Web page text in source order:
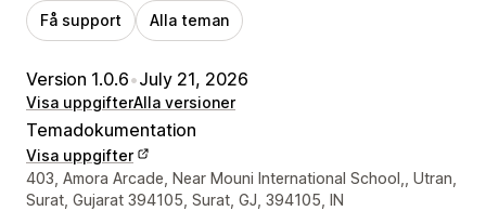
Få support Alla teman
Version 1.0.6•July 21, 2026
Visa uppgifterAlla versioner
Temadokumentation
Visa uppgifter
Designerns kontaktuppgifter
403, Amora Arcade, Near Mouni International School,, Utran,
Surat, Gujarat 394105, Surat, GJ, 394105, IN